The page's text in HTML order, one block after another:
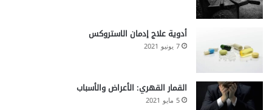
أدوية علاج إدمان الاستروكس
7 يونيو 2021
القمار القهري: الأعراض والأسباب
5 مايو 2021